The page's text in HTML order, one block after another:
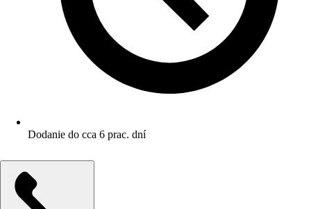
Dodanie do cca 6 prac. dní